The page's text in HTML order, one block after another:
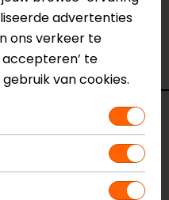
en staan onze
klaar met advies.
onderjassen.
advertenties
ons verkeer te
accepteren’ te
van cookies.